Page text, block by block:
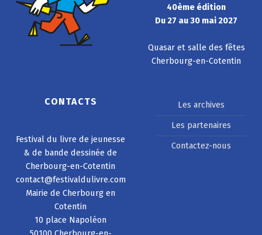
40ème édition
Du 27 au 30 mai 2027
Quasar et salle des fêtes
Cherbourg-en-Cotentin
CONTACTS
Festival du livre de jeunesse
& de bande dessinée de
Cherbourg-en-Cotentin
contact@festivaldulivre.com
Mairie de Cherbourg en
Cotentin
10 place Napoléon
Les archives
Les partenaires
Contactez-nous